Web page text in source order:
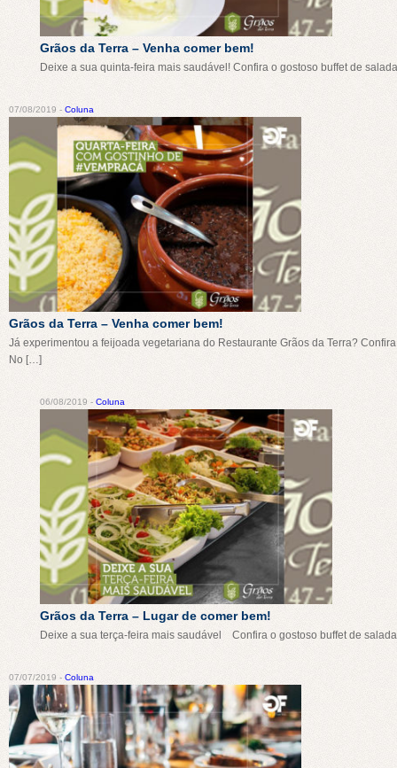
Grãos da Terra – Venha comer bem!
Deixe a sua quinta-feira mais saudável! Confira o gostoso buffet de
07/08/2019 - Coluna
Grãos da Terra – Venha comer bem!
Já experimentou a feijoada vegetariana do Restaurante Grãos da Terra?
No […]
06/08/2019 - Coluna
Grãos da Terra – Lugar de comer bem!
Deixe a sua terça-feira mais saudável⠀ Confira o gostoso buffet de
07/07/2019 - Coluna